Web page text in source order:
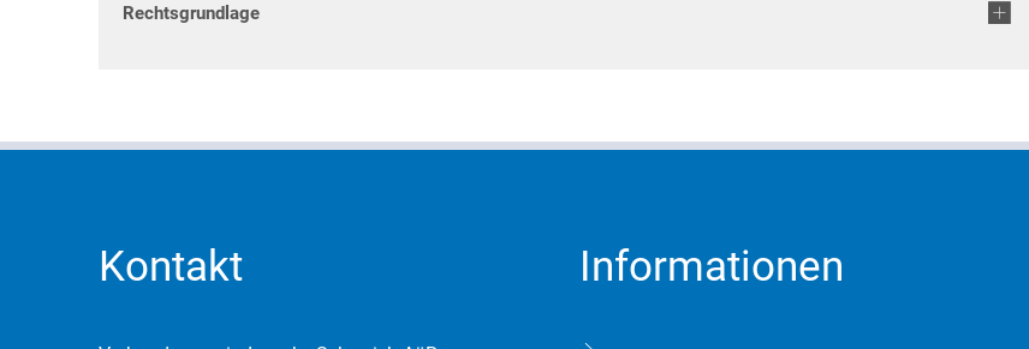
Rechtsgrundlage
Kontakt Informationen